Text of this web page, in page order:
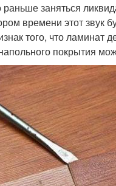
заняться
времени этот звук
того, что ламинат
покрытия